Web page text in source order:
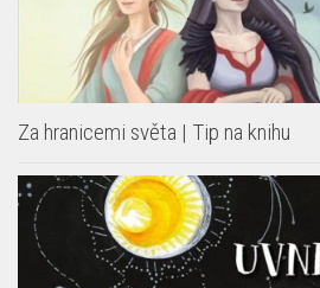
Za hranicemi světa | Tip na knihu